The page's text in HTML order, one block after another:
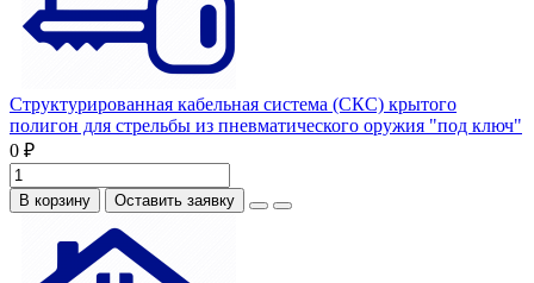
Структурированная кабельная система (СКС) крытого
полигон для стрельбы из пневматического оружия "под ключ"
0 ₽
В корзину Оставить заявку